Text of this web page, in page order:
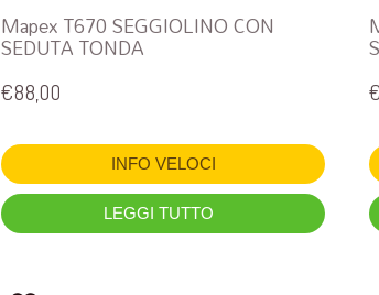
Mapex T670 SEGGIOLINO CON
SEDUTA TONDA
€88,00
INFO VELOCI
LEGGI TUTTO
€